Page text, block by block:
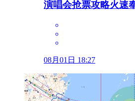
演唱会抢票攻略火速
08月01日 18:27